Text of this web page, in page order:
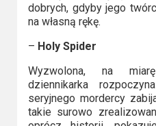
Streaming
Amazon
Prime
Video
Apple
dobrych, gdyby jego
na własną rękę.
– Holy Spider
Wyzwolona, na
dziennikarka
seryjnego mordercy
takie surowo